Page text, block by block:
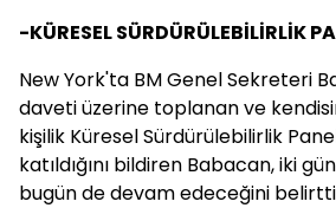
-KÜRESEL SÜRDÜRÜLEBİLİRLİK
New York'ta BM Genel Sekreteri
daveti üzerine toplanan ve
kişilik Küresel Sürdürülebilirlik
katıldığını bildiren Babacan, iki
bugün de devam edeceğini